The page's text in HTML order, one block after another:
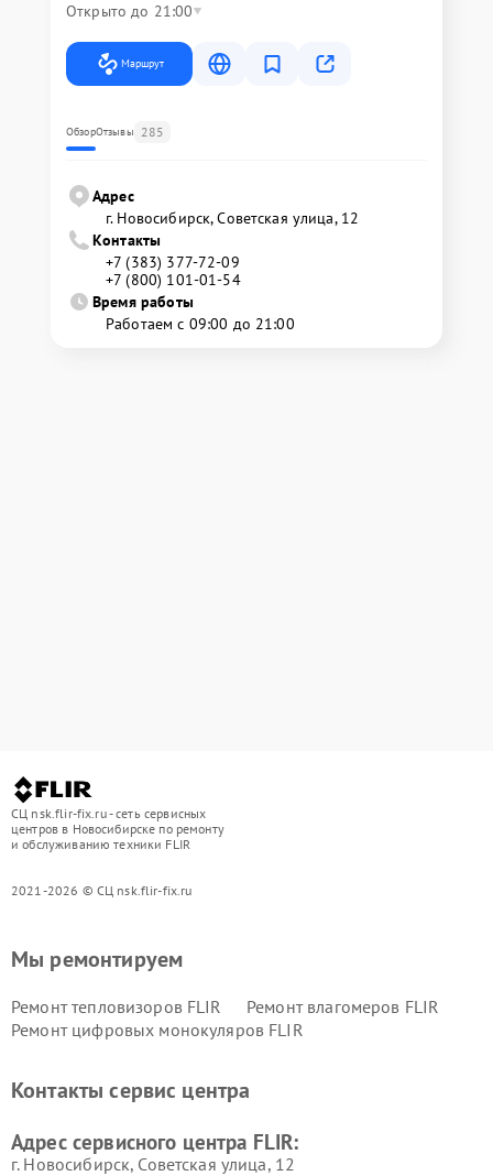
Открыто до 21:00
Маршрут
ОбзорОтзывы 285
Адрес
г. Новосибирск, Советская улица, 12
Контакты
+7 (383) 377-72-09
+7 (800) 101-01-54
Время работы
Работаем с 09:00 до 21:00
СЦ nsk.flir-fix.ru - сеть сервисных
центров в Новосибирске по ремонту
и обслуживанию техники FLIR
2021-2026 © СЦ nsk.flir-fix.ru
Мы ремонтируем
Ремонт тепловизоров FLIR
Ремонт влагомеров FLIR
Ремонт цифровых монокуляров FLIR
Контакты сервис центра
Адрес сервисного центра FLIR:
г. Новосибирск, Советская улица, 12